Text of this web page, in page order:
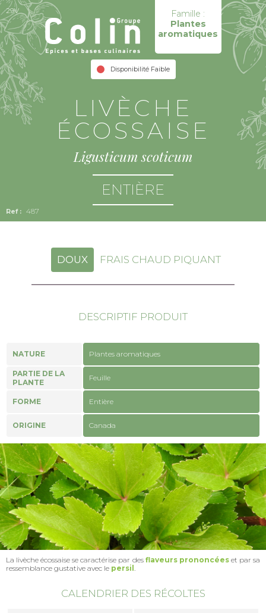
Famille :
Plantes
aromatiques
Disponibilité Faible
29V
487
LIVÈCHE
ÉCOSSAISE
Ligusticum scoticum
ENTIÈRE
DOUX FRAIS CHAUD PIQUANT
DESCRIPTIF PRODUIT
NATURE Plantes aromatiques
PARTIE DE LA
PLANTE
Feuille
FORME Entière
ORIGINE Canada
La livèche écossaise se caractérise par des flaveurs prononcéeset par sa
ressemblance gustative avec le persil
CALENDRIER DES RÉCOLTES